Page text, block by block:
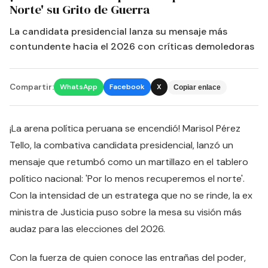
Norte' su Grito de Guerra
La candidata presidencial lanza su mensaje más
contundente hacia el 2026 con críticas demoledoras
Compartir: WhatsApp Facebook X Copiar enlace
¡La arena política peruana se encendió! Marisol Pérez
Tello, la combativa candidata presidencial, lanzó un
mensaje que retumbó como un martillazo en el tablero
político nacional: 'Por lo menos recuperemos el norte'.
Con la intensidad de un estratega que no se rinde, la ex
ministra de Justicia puso sobre la mesa su visión más
audaz para las elecciones del 2026.
Con la fuerza de quien conoce las entrañas del poder,